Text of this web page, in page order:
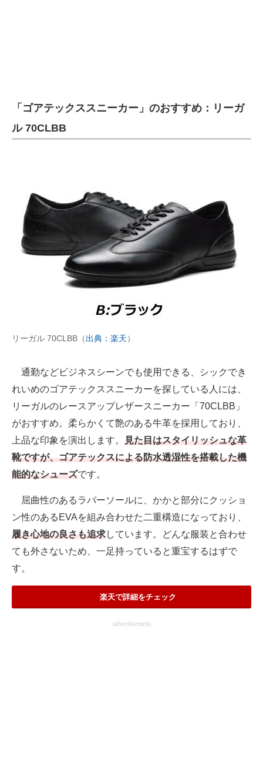
「ゴアテックススニーカー」のおすすめ：リーガ
ル 70CLBB
リーガル 70CLBB（出典：楽天）
通勤などビジネスシーンでも使用できる、シックでき
れいめのゴアテックススニーカーを探している人には、
リーガルのレースアップレザースニーカー「70CLBB」
がおすすめ。柔らかくて艶のある牛革を採用しており、
上品な印象を演出します。 見た目はスタイリッシュな革
靴ですが、ゴアテックスによる防水透湿性を搭載した機
能的なシューズです。
屈曲性のあるラバーソールに、かかと部分にクッショ
ン性のあるEVAを組み合わせた二重構造になっており、
履き心地の良さも追求しています。どんな服装と合わせ
ても外さないため、一足持っていると重宝するはずで
す。
楽天で詳細をチェック
advertisement